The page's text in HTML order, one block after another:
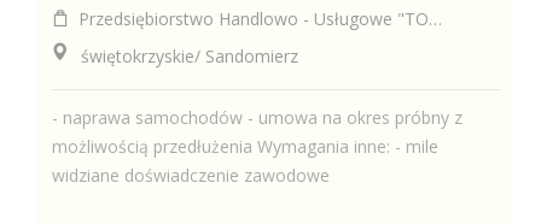
Przedsiębiorstwo Handlowo - Usługowe "TOMAX" Tomasz Winiarski
świętokrzyskie/ Sandomierz
- naprawa samochodów - umowa na okres próbny z
możliwością przedłużenia Wymagania inne: - mile
widziane doświadczenie zawodowe